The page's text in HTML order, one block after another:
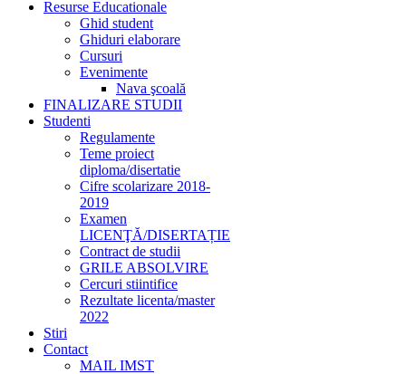
Resurse Educationale
Ghid student
Ghiduri elaborare
Cursuri
Evenimente
Nava şcoală
FINALIZARE STUDII
Studenti
Regulamente
Teme proiect
diploma/disertatie
Cifre scolarizare 2018-
2019
Examen
LICENŢĂ/DISERTAȚIE
Contract de studii
GRILE ABSOLVIRE
Cercuri stiintifice
Rezultate licenta/master
2022
Stiri
Contact
MAIL IMST